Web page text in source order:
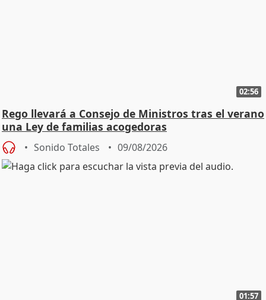
02:56
Rego llevará a Consejo de Ministros tras el verano
una Ley de familias acogedoras
Sonido Totales 09/08/2026
01:57